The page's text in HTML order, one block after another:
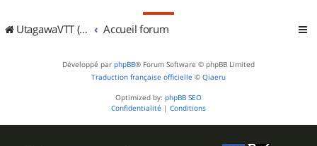
UtagawaVTT (Randos VTT et VTTAE avec traces GPS) Accueil forum
Développé par phpBB® Forum Software © phpBB Limited
Traduction française officielle © Qiaeru
Optimized by: phpBB SEO
Confidentialité | Conditions